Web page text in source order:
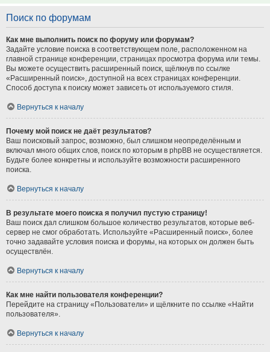
Поиск по форумам
Как мне выполнить поиск по форуму или форумам?
Задайте условие поиска в соответствующем поле, расположенном на
главной странице конференции, страницах просмотра форума или темы.
Вы можете осуществить расширенный поиск, щёлкнув по ссылке
«Расширенный поиск», доступной на всех страницах конференции.
Способ доступа к поиску может зависеть от используемого стиля.
Вернуться к началу
Почему мой поиск не даёт результатов?
Ваш поисковый запрос, возможно, был слишком неопределённым и
включал много общих слов, поиск по которым в phpBB не осуществляется.
Будьте более конкретны и используйте возможности расширенного
поиска.
Вернуться к началу
В результате моего поиска я получил пустую страницу!
Ваш поиск дал слишком большое количество результатов, которые веб-
сервер не смог обработать. Используйте «Расширенный поиск», более
точно задавайте условия поиска и форумы, на которых он должен быть
осуществлён.
Вернуться к началу
Как мне найти пользователя конференции?
Перейдите на страницу «Пользователи» и щёлкните по ссылке «Найти
пользователя».
Вернуться к началу